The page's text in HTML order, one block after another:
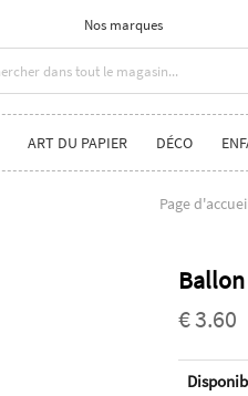
Nos marques
ART DU PAPIER DÉCO
Page
€ 3.60